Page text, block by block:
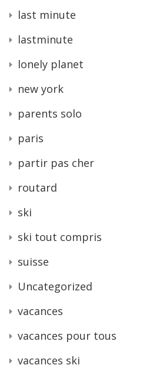
last minute
lastminute
lonely planet
new york
parents solo
paris
partir pas cher
routard
ski
ski tout compris
suisse
Uncategorized
vacances
vacances pour tous
vacances ski